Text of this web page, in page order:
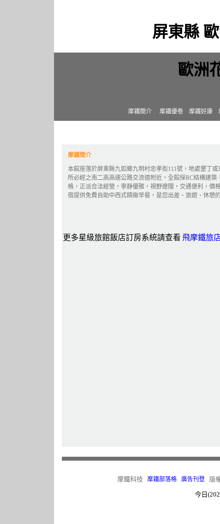
屏東縣
歐洲
摩鐵簡介 摩鐵優卷 摩鐵好康
摩鐵簡介
本館座落於屏東縣九如鄉九明村忠孝街111號，地處墾丁或
所必經之南二高高速公路交流道附近，全館採RC結構建築
格，正派合法經營，寧靜優雅，視野遼闊，交通便利，價
宿提供免費自助中西式精緻早餐，是您出差、旅遊、休憩
更多星級旅館飯店訂房系統請查看 飛摩鐵旅
摩鐵科技 摩鐵部落格 廣告刊登版權
今日